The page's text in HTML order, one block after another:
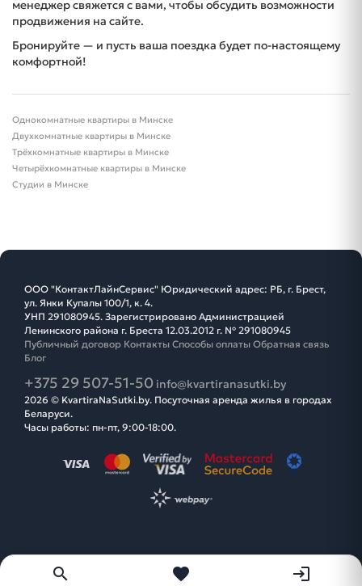
менеджер свяжется с вами, чтобы обсудить возможности
продвижения на сайте.
Бронируйте — и пусть ваша поездка будет по-настоящему
комфортной!
Однокомнатные квартиры в Минске
Двухкомнатные квартиры в Минске
Трёхкомнатные квартиры в Минске
Четырёхкомнатные квартиры в Минске
Студии в Минске
search favorite login
ООО "КонтактЛайнСервис" Юридический адрес: РБ, г. Брест,
ул. Янки Купалы 100/1, к. 4.
УНП 291080945. Зарегистрировано Администрацией
Ленинского района г. Бреста 12.03.2012 г. № 291080945
Публичный договор Контакты Способы оплаты Обратная связь
Блог
+375 29 507-51-50 info@kvartiranasutki.by
2026 © KvartiraNaSutki.by. Посуточная аренда жилья в городах
Беларуси.
Часы работы: пн-пт, 9:00-18:00.